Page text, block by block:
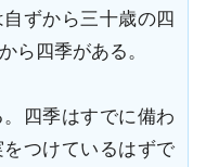
ずから三十歳の四
ら四季がある。
四季はすでに備わ
つけているはずで